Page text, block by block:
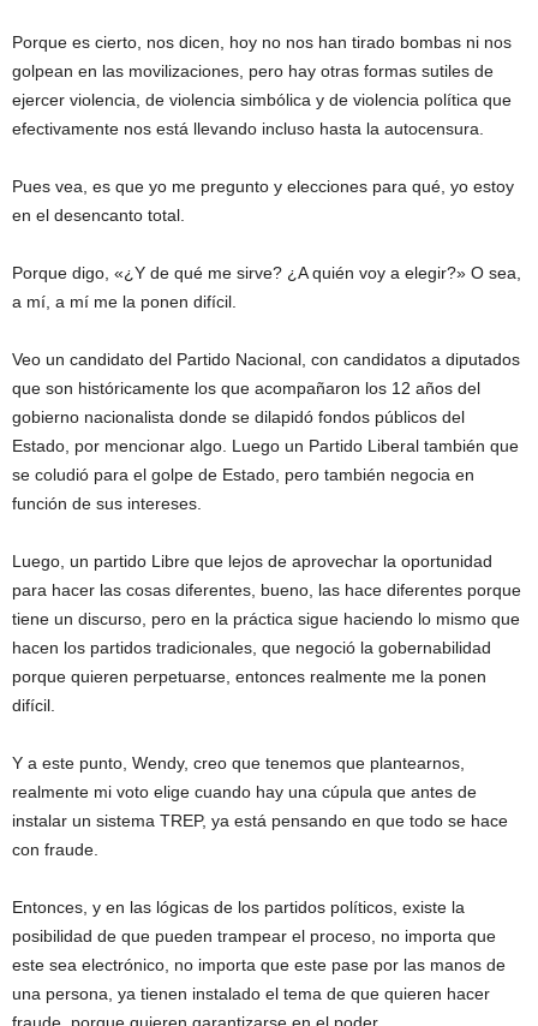
Porque es cierto, nos dicen, hoy no nos han tirado bombas ni nos
golpean en las movilizaciones, pero hay otras formas sutiles de
ejercer violencia, de violencia simbólica y de violencia política que
efectivamente nos está llevando incluso hasta la autocensura.
Pues vea, es que yo me pregunto y elecciones para qué, yo estoy
en el desencanto total.
Porque digo, «¿Y de qué me sirve? ¿A quién voy a elegir?» O sea,
a mí, a mí me la ponen difícil.
Veo un candidato del Partido Nacional, con candidatos a diputados
que son históricamente los que acompañaron los 12 años del
gobierno nacionalista donde se dilapidó fondos públicos del
Estado, por mencionar algo. Luego un Partido Liberal también que
se coludió para el golpe de Estado, pero también negocia en
función de sus intereses.
Luego, un partido Libre que lejos de aprovechar la oportunidad
para hacer las cosas diferentes, bueno, las hace diferentes porque
tiene un discurso, pero en la práctica sigue haciendo lo mismo que
hacen los partidos tradicionales, que negoció la gobernabilidad
porque quieren perpetuarse, entonces realmente me la ponen
difícil.
Y a este punto, Wendy, creo que tenemos que plantearnos,
realmente mi voto elige cuando hay una cúpula que antes de
instalar un sistema TREP, ya está pensando en que todo se hace
con fraude.
Entonces, y en las lógicas de los partidos políticos, existe la
posibilidad de que pueden trampear el proceso, no importa que
este sea electrónico, no importa que este pase por las manos de
una persona, ya tienen instalado el tema de que quieren hacer
fraude, porque quieren garantizarse en el poder.